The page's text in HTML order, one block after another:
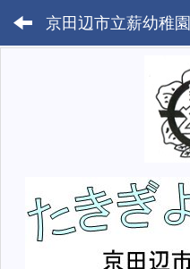
京田辺市立薪幼稚園